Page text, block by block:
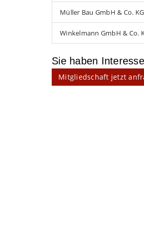
Müller Bau GmbH & Co. KG
Winkelmann GmbH & Co.
Sie haben
Mitgliedschaft jetzt